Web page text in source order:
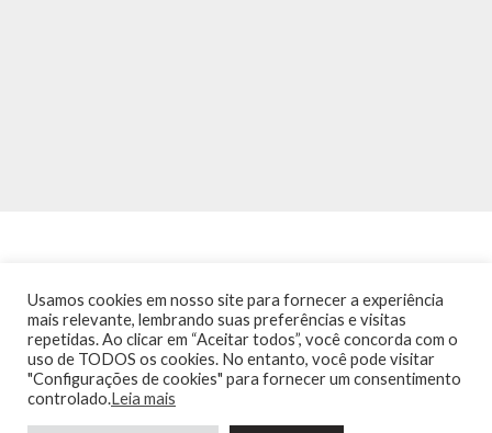
INÍCIO NOTÍCIAS AGENDA CONTATO
TRÂNSITO NA PONTE
TERMOS DE USO / POLÍTICA DE PRIVACIDADE
Usamos cookies em nosso site para fornecer a experiência
mais relevante, lembrando suas preferências e visitas
repetidas. Ao clicar em “Aceitar todos”, você concorda com o
uso de TODOS os cookies. No entanto, você pode visitar
"Configurações de cookies" para fornecer um consentimento
controlado.Leia mais